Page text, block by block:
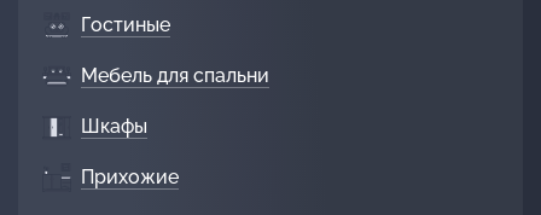
Гостиные
Мебель для спальни
Шкафы
Прихожие